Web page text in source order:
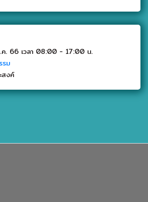
. 66 เวลา 08:00 - 17:00 น.
รม
สงค์